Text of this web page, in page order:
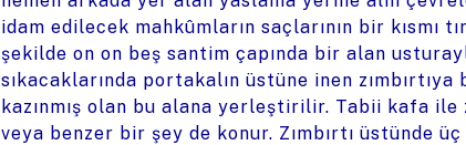
idam edilecek mahkûmların saçlarının bir kısmı
şekilde on on beş santim çapında bir alan
sıkacaklarında portakalın üstüne inen
kazınmış olan bu alana yerleştirilir. Tabii kafa ile
veya benzer bir şey de konur. Zımbırtı üstünde